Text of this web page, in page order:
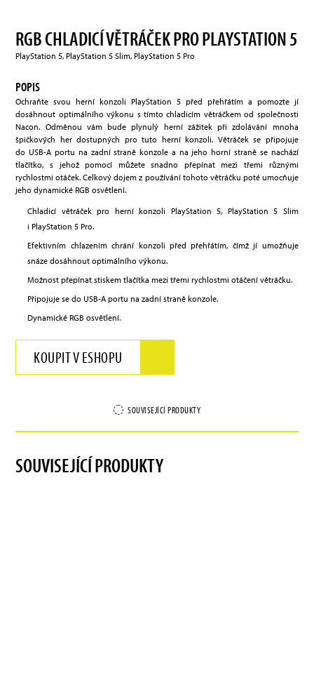
RGB CHLADICÍ VĚTRÁČEK PRO PLAYSTATION 5
PlayStation 5, PlayStation 5 Slim, PlayStation 5 Pro
POPIS
Ochraňte svou herní konzoli PlayStation 5 před přehřátím a pomozte jí
dosáhnout optimálního výkonu s tímto chladicím větráčkem od společnosti
Nacon. Odměnou vám bude plynulý herní zážitek při zdolávání mnoha
špičkových her dostupných pro tuto herní konzoli. Větráček se připojuje
do USB-A portu na zadní straně konzole a na jeho horní straně se nachází
tlačítko, s jehož pomocí můžete snadno přepínat mezi třemi různými
rychlostmi otáček. Celkový dojem z používání tohoto větráčku poté umocňuje
jeho dynamické RGB osvětlení.
Chladicí větráček pro herní konzoli PlayStation 5, PlayStation 5 Slim
i PlayStation 5 Pro.
Efektivním chlazením chrání konzoli před přehřátím, čímž jí umožňuje
snáze dosáhnout optimálního výkonu.
Možnost přepínat stiskem tlačítka mezi třemi rychlostmi otáčení větráčku.
Připojuje se do USB-A portu na zadní straně konzole.
Dynamické RGB osvětlení.
KOUPIT V ESHOPU
SOUVISEJÍCÍ PRODUKTY
SOUVISEJÍCÍ PRODUKTY